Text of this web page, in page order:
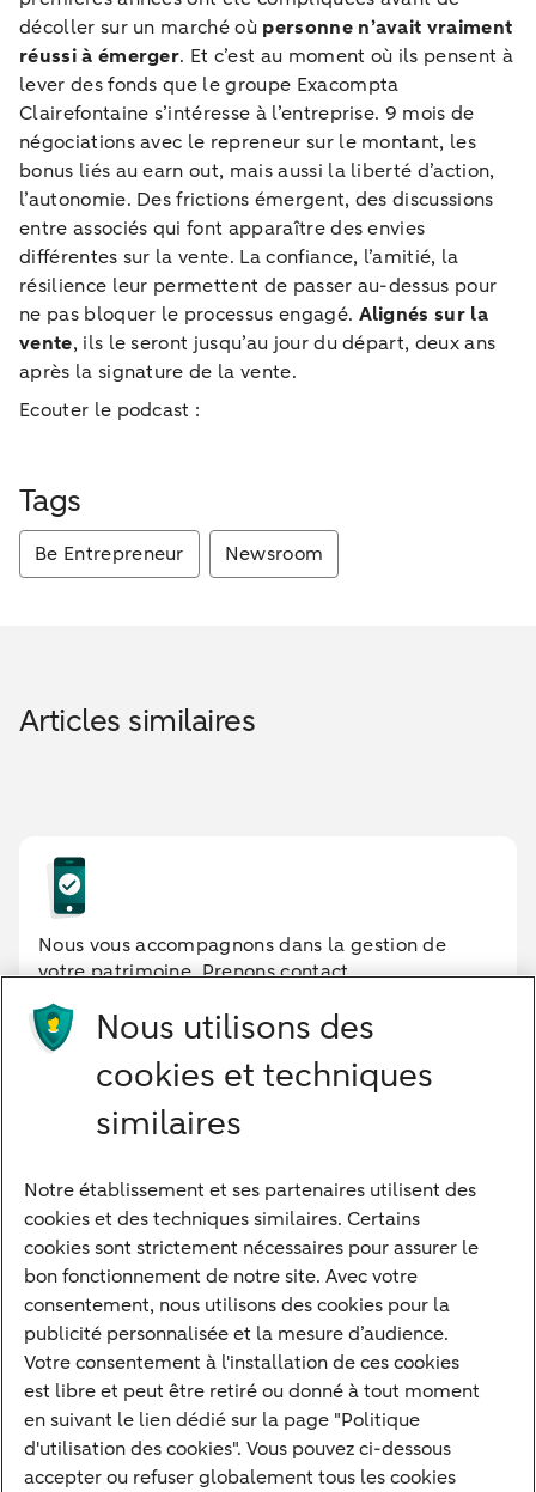
décoller sur un marché où personne n’avait vraiment
réussi à émerger. Et c’est au moment où ils pensent à
lever des fonds que le groupe Exacompta
Clairefontaine s’intéresse à l’entreprise. 9 mois de
négociations avec le repreneur sur le montant, les
bonus liés au earn out, mais aussi la liberté d’action,
l’autonomie. Des frictions émergent, des discussions
entre associés qui font apparaître des envies
différentes sur la vente. La confiance, l’amitié, la
résilience leur permettent de passer au-dessus pour
ne pas bloquer le processus engagé. Alignés sur la
vente, ils le seront jusqu’au jour du départ, deux ans
après la signature de la vente.
Ecouter le podcast :
Tags
Be Entrepreneur Newsroom
Articles similaires
Nous vous accompagnons dans la gestion de
votre patrimoine. Prenons contact
Notre approche
Nos experts
Notre raison d'être
Devenir client
Diversifier vos classes d'actifs
Structurer votre patrimoine
Développer votre entreprise
Banque à distance
Nous utilisons des
cookies et techniques
similaires
Notre établissement et ses partenaires utilisent des
cookies et des techniques similaires. Certains
cookies sont strictement nécessaires pour assurer le
bon fonctionnement de notre site. Avec votre
consentement, nous utilisons des cookies pour la
publicité personnalisée et la mesure d’audience.
Votre consentement à l'installation de ces cookies
est libre et peut être retiré ou donné à tout moment
en suivant le lien dédié sur la page "Politique
d'utilisation des cookies". Vous pouvez ci-dessous
accepter ou refuser globalement tous les cookies